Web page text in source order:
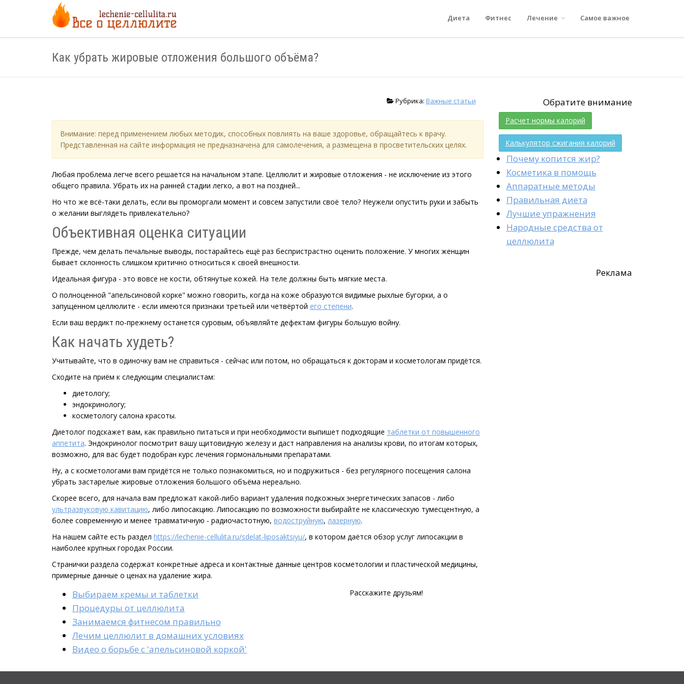
Диета Фитнес Лечение Самое важное
Как убрать жировые отложения большого объёма?
Рубрика: Важные статьи
Внимание: перед применением любых методик, способных повлиять на ваше здоровье, обращайтесь к врачу.
Представленная на сайте информация не предназначена для самолечения, а размещена в просветительских целях.
Любая проблема легче всего решается на начальном этапе. Целлюлит и жировые отложения - не исключение из этого
общего правила. Убрать их на ранней стадии легко, а вот на поздней...
Но что же всё-таки делать, если вы проморгали момент и совсем запустили своё тело? Неужели опустить руки и забыть
о желании выглядеть привлекательно?
Объективная оценка ситуации
Прежде, чем делать печальные выводы, постарайтесь ещё раз беспристрастно оценить положение. У многих женщин
бывает склонность слишком критично относиться к своей внешности.
Идеальная фигура - это вовсе не кости, обтянутые кожей. На теле должны быть мягкие места.
О полноценной "апельсиновой корке" можно говорить, когда на коже образуются видимые рыхлые бугорки, а о
запущенном целлюлите - если имеются признаки третьей или четвёртой его степени.
Если ваш вердикт по-прежнему останется суровым, объявляйте дефектам фигуры большую войну.
Как начать худеть?
Учитывайте, что в одиночку вам не справиться - сейчас или потом, но обращаться к докторам и косметологам придётся.
Сходите на приём к следующим специалистам:
диетологу;
эндокринологу;
косметологу салона красоты.
Диетолог подскажет вам, как правильно питаться и при необходимости выпишет подходящие таблетки от повышенного
аппетита. Эндокринолог посмотрит вашу щитовидную железу и даст направления на анализы крови, по итогам которых,
возможно, для вас будет подобран курс лечения гормональными препаратами.
Ну, а с косметологами вам придётся не только познакомиться, но и подружиться - без регулярного посещения салона
убрать застарелые жировые отложения большого объёма нереально.
Скорее всего, для начала вам предложат какой-либо вариант удаления подкожных энергетических запасов - либо
ультразвуковую кавитацию, либо липосакцию. Липосакцию по возможности выбирайте не классическую тумесцентную, а
более современную и менее травматичную - радиочастотную, водоструйную, лазерную.
На нашем сайте есть раздел https://lechenie-cellulita.ru/sdelat-liposaktsiyu/, в котором даётся обзор услуг липосакции в
наиболее крупных городах России.
Странички раздела содержат конкретные адреса и контактные данные центров косметологии и пластической медицины,
примерные данные о ценах на удаление жира.
Выбираем кремы и таблетки
Процедуры от целлюлита
Занимаемся фитнесом правильно
Лечим целлюлит в домашних условиях
Видео о борьбе с 'апельсиновой коркой'
Расскажите друзьям!
Обратите внимание
Расчет нормы калорий
Калькулятор сжигания калорий
Почему копится жир?
Косметика в помощь
Аппаратные методы
Правильная диета
Лучшие упражнения
Народные средства от
целлюлита
Реклама